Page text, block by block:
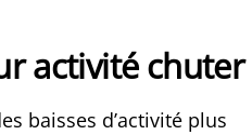
activité chuter
baisses d’activité plus